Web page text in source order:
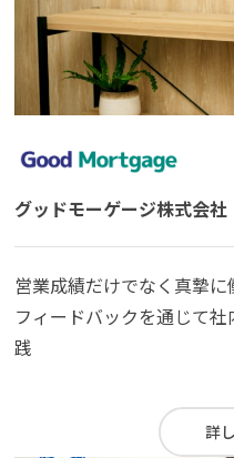
グッドモーゲージ株式会社
営業成績だけでなく真摯
フィードバックを通じて
践
詳